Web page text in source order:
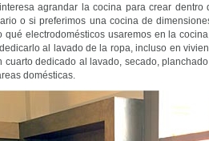
agrandar la cocina para crear
o si preferimos una cocina de
qué electrodomésticos usaremos en la
al lavado de la ropa, incluso en
dedicado al lavado, secado,
domésticas.